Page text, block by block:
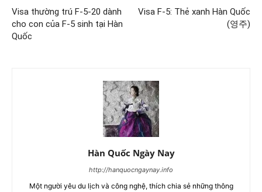
Visa thường trú F-5-20 dành
cho con của F-5 sinh tại Hàn
Quốc
Visa F-5: Thẻ xanh Hàn Quốc
(영주)
Hàn Quốc Ngày Nay
http://hanquocngaynay.info
Một người yêu du lịch và công nghệ, thích chia sẻ những thông